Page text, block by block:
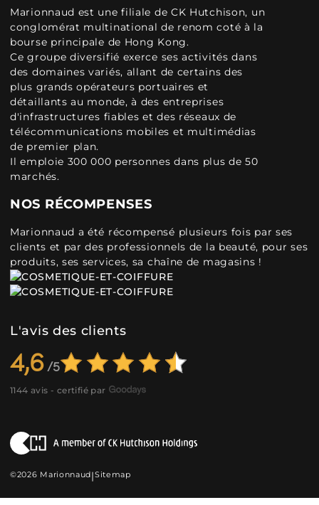
Marionnaud est une filiale de CK Hutchison, un
conglomérat multinational de renom coté à la
bourse principale de Hong Kong.
Ce groupe diversifié exerce ses activités dans
des domaines variés, allant de certains des
plus grands opérateurs portuaires et
détaillants au monde, à des entreprises
d'infrastructures fiables et des réseaux de
télécommunications mobiles et multimédias
de premier plan.
Il emploie 300 000 personnes dans plus de 50
marchés.
NOS RÉCOMPENSES
Marionnaud a été récompensé plusieurs fois par ses
clients et par des professionnels de la beauté, pour ses
produits, ses services, sa chaîne de magasins !
L'avis des clients
4,6
1144 avis - certifié par
©2026 Marionnaud|Sitemap